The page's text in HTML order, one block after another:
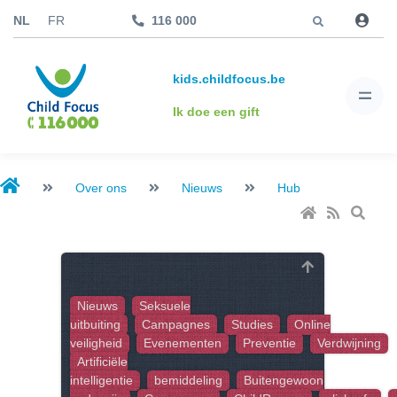
NL FR 116 000
kids.childfocus.be
Ik doe een gift
Over ons Nieuws Hub
Nieuws
Seksuele
uitbuiting
Campagnes Studies
Online
veiligheid
Evenementen Preventie
Verdwijning
Artificiële
intelligentie
bemiddeling
Buitengewoon